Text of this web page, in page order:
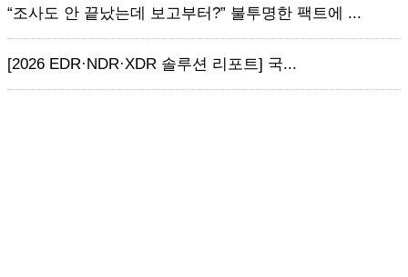
“조사도 안 끝났는데 보고부터?” 불투명한 팩트에 ...
[2026 EDR·NDR·XDR 솔루션 리포트] 국...